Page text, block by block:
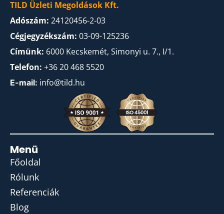
TILD Üzleti Megoldások Kft.
Adószám: 24120456-2-03
Cégjegyzékszám: 03-09-125236
Címünk: 6000 Kecskemét, Simonyi u. 7., I/1.
Telefon: +36 20 468 5520
E-mail: info@tild.hu
Menü
Főoldal
Rólunk
Referenciák
Blog